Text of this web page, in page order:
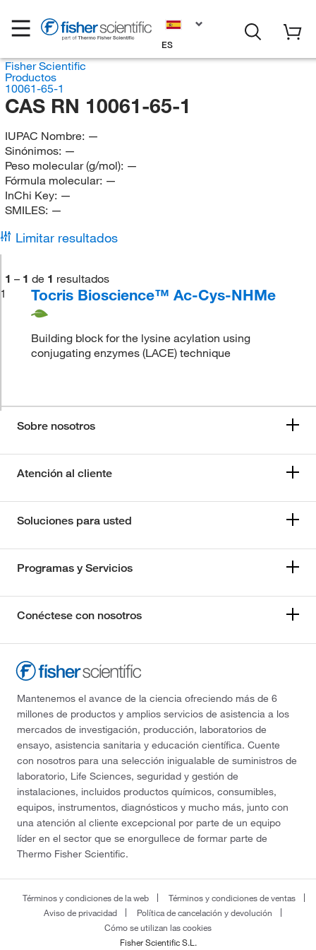
ES
Fisher Scientific
Productos
10061-65-1
CAS RN 10061-65-1
IUPAC Nombre: —
Sinónimos: —
Peso molecular (g/mol): —
Fórmula molecular: —
InChi Key: —
SMILES: —
Limitar resultados
1 – 1 de 1 resultados
1
Tocris Bioscience™ Ac-Cys-NHMe
Building block for the lysine acylation using
conjugating enzymes (LACE) technique
Sobre nosotros
Atención al cliente
Soluciones para usted
Programas y Servicios
Conéctese con nosotros
Mantenemos el avance de la ciencia ofreciendo más de 6
millones de productos y amplios servicios de asistencia a los
mercados de investigación, producción, laboratorios de
ensayo, asistencia sanitaria y educación científica. Cuente
con nosotros para una selección inigualable de suministros de
laboratorio, Life Sciences, seguridad y gestión de
instalaciones, incluidos productos químicos, consumibles,
equipos, instrumentos, diagnósticos y mucho más, junto con
una atención al cliente excepcional por parte de un equipo
líder en el sector que se enorgullece de formar parte de
Thermo Fisher Scientific.
Términos y condiciones de la web
Términos y condiciones de ventas
Aviso de privacidad
Política de cancelación y devolución
Cómo se utilizan las cookies
Fisher Scientific S.L.